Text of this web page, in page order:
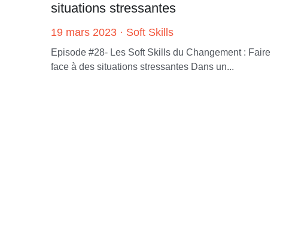
situations stressantes
19 mars 2023· Soft Skills
Episode #28- Les Soft Skills du Changement : Faire
face à des situations stressantes Dans un...